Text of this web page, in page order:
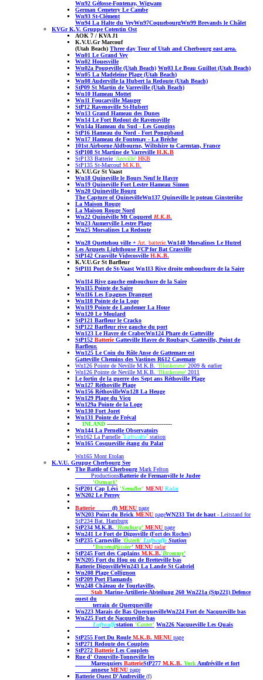
Wn92 Géfosse-Fontenay, Wigwam
German Cemetery Le Cambe
Wn93 St-Clément
Wn94 La Halte du VeyWn97CoquebourgWn99 Brevands le Châlet
KVGr K.V. Gruppe Cotentin Ost
AOK 7 / KVA J1
K.V.U.Gr Marcouf
(Utah Beach) Three day Tour of Utah and Cherbourg east area.
Wn01 Le Grand Vey
Wn02 Houesville
Wn02a Poupeville(Utah Beach) Wn03 Le Beau Guillot (Utah Beach)
Wn05 La Madeleine Plage (Utah Beach)
Wn08 Auderville la Hubert la Redoute(Utah Beach)
StP09 St Martin de Varreville(Utah Beach)
Wn10 Hameau Mottet
Wn11 Foucarville Mauger
StP12 Ravenoville St-Hubert
Wn13 Grand Hameau des Dunes
Wn14 Le Fort Redout de Ravenoville
Wn14a Hameau du Sud - Les Gougins
StP16 Hameau du Nord - Fort Pongubaud
Wn17 Hameau de Fontenay - La Brèche
101st Airborne Aldbourne, Wiltshire to Carentan, France
StP108 St Martine de VarrevilleH.K.B
StP133 Batterie 'Azeville' HKB
StP135 St-MarcoufM.K.B.
K.V.U.Gr St Vaast
Wn18 Quineville le Bours Neuf le Havre
Wn19 Quineville Fort Lestre Hameau Simon
Wn20 Quineville Bourg
The Capture of QuinevilleWn137 Quineville le poteau Ginsteröhe
La Maison Rouge
La Maison Rouge Nord
Wn22 Quinéville Mt Coquerel H.K.B.
Wn23 Aumerville Lestre Plage
Wn25 Morsalines La Redoute
Wn28 Quettehou ville+ Art. batterie. Wn140 Morsalines Le Hutrel
Les Arquets Lighthouse FCP for Bat Crasville
StP142 Crasville VidecosvilleH.K.B.
K.V.U.Gr St Barfleur
StP111 Port de St-Vaast Wn113 Rive droite embouchure de la Saire
Wn114 Rive gauche embouchure de la Saire
Wn115 Pointe de Saire
Wn116 Les Epagnes Dranguet
Wn118 Pointe de la Loge
Wn119 Pointe de Landemer La Houe
Wn120 Le Moulard
StP121 Barfleur le Cracko
StP122 Barfleur rive gauche du port
Wn123 Le Havre de CrabecWn124 Phare de Gatteville
StP152 BatterieGattevilleHavre de Roubary, Gatteville, Point de
Barfleur.
Wn125 Le Coin du Rôle Anse de Gattemare est
Gatteville Chemins des Vastines R612 Casemate
Wn126 Pointe de Neville M.K.B. 'Blankenese' 2009 & earlier
Wn126 Pointe de Neville M.K.B. 'Blankenese' 2011
Le fortin de la guerre des Sept ans Réthoville Plage
Wn127 Réthoville Plage
Wn156 RéthovilleWn128 La Heuge
Wn129 Plage du Vicq
Wn129a Pointe de la Loge
Wn130 Fort Joret
Wn131 Pointe de Fréval
INLAND -------------------------------------
Wn144 La Pernelle Observatoirs
Wn162 La Parnelle ´Luftwaffe´ station
Wn165 Cosqueville étang du Palat
Wn165 Mont Etolan
K.V.U. Gruppe Cherbourg See
The Battle of Cherbourg Mark Felton
ProductionsBatterie de Fermanville le Judee
'Ostmark'
StP201 Cap Lévi 'Seeadler' MENU Radar
WN202 Le Perrey
Batterie
(f) MENU page
WN203 Point du Brick MENU pageWN233 Tot de haut - Leitstand for
StP234 Bat. Hamburg
StP234 M.K.B. 'Hamburg' MENU page
Wn241 Le Fort de Digosville (Fort des Roches)
StP235 Carneville 'Osteck' LuftwaffeStation
'Tousendfüssier' MENU radar
StP245 Fort des Caplains M.K.B.'Brommy'
WN205 Fort du Hou ou de Brettevillebas
Batterie DigosvilleWn243 La Lande St Gabriel
Wn208 Plage Collignon
StP209 Port Flamands
Wn248 Château de Tourlaville,
Stab Marine-Artillerie-Abteilung 260 Wn221a (Stp221) Defence
ouest du
terrain de Querqueville
Wn223 Marais de Bas QuerquevilleWn224 Fort de Nacqueville bas
Wn225 Fort de Nacquevillebas
Luftwaffestation 'Caster' Wn226 NacquevilleLes Quais
StP255 Fort Du RouleM.K.B. MENU page
StP271 Redoute des Couplets
StP272 BatterieLes Couplets
Rue d' Ozouville-Tonneville les
Maresquiers BatterieStP277 M.K.B. York Amfréville et fort
annexeMENU page
Batterie Ouest D'Amfreville(f)